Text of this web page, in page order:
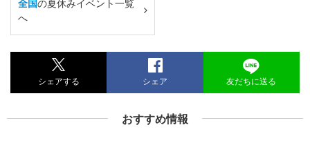
全国の夏休みイベント一覧
へ
シェアする シェア 友だちに送る
おすすめ情報